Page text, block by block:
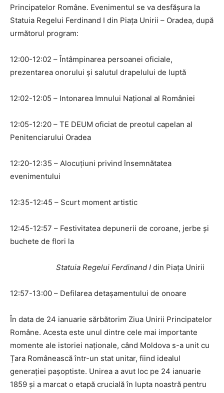
Principatelor Române. Evenimentul se va desfășura la
Statuia Regelui Ferdinand I din Piața Unirii – Oradea, după
următorul program:
12:00-12:02 – Întâmpinarea persoanei oficiale,
prezentarea onorului și salutul drapelului de luptă
12:02-12:05 – Intonarea Imnului Național al României
12:05-12:20 – TE DEUM oficiat de preotul capelan al
Penitenciarului Oradea
12:20-12:35 – Alocuțiuni privind însemnătatea
evenimentului
12:35-12:45 – Scurt moment artistic
12:45-12:57 – Festivitatea depunerii de coroane, jerbe și
buchete de flori la
Statuia Regelui Ferdinand I din Piața Unirii
12:57-13:00 – Defilarea detașamentului de onoare
În data de 24 ianuarie sărbătorim Ziua Unirii Principatelor
Române. Acesta este unul dintre cele mai importante
momente ale istoriei naționale, când Moldova s-a unit cu
Țara Românească într-un stat unitar, fiind idealul
generației pașoptiste. Unirea a avut loc pe 24 ianuarie
1859 și a marcat o etapă crucială în lupta noastră pentru